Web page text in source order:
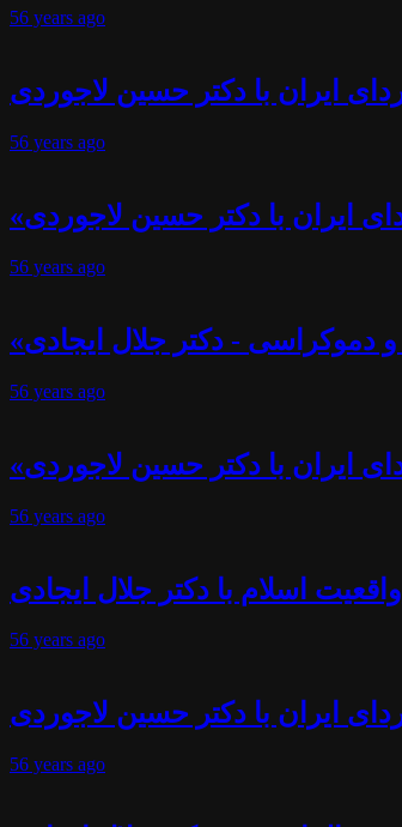
56 years ago
ایران با دکتر حسین لاجوردی
56 years ago
ایران با دکتر حسین لاجوردی
56 years ago
دموکراسی - دکتر جلال ایجادی
56 years ago
ایران با دکتر حسین لاجوردی
56 years ago
اسلام با دکتر جلال ایجادی
56 years ago
ایران با دکتر حسین لاجوردی
56 years ago